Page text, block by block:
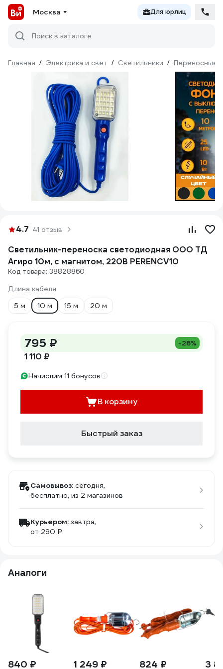
Москва Для юрлиц
Поиск в каталоге
Главная / Электрика и свет / Светильники / Переносные
4.7 41 отзыв
Светильник-переноска светодиодная ООО ТД
Агиро 10м, с магнитом, 220В PERENCV10
Код товара: 38828860
Длина кабеля
5 м
10 м 15 м 20 м
795 ₽ -28%
1 110 ₽
Начислим 11 бонусов
В корзину
Быстрый заказ
Самовывоз: сегодня,
бесплатно, из 2 магазинов
Курьером: завтра,
от 290 ₽
Аналоги
840 ₽ 1 249 ₽ 824 ₽ 3